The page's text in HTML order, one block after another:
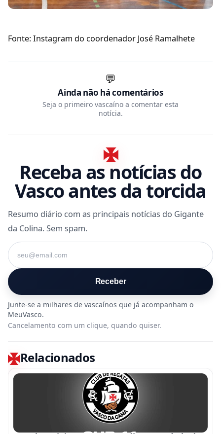
Fonte: Instagram do coordenador José Ramalhete
💬
Ainda não há comentários
Seja o primeiro vascaíno a comentar esta
notícia.
Receba as notícias do
Vasco antes da torcida
Resumo diário com as principais notícias do Gigante
da Colina. Sem spam.
Seu e-mail
Receber
Cancelamento com um clique, quando quiser.
Relacionados